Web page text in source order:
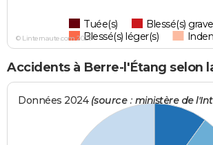
Tuée(s)
Blessé(s)
Blessé(s) léger(s)
© Linternaute.com 2026
Accidents à Berre-l'Étang selon
Données 2024 (source : ministère de